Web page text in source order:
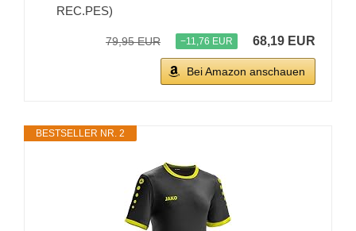
REC.PES)
79,95 EUR −11,76 EUR 68,19 EUR
Bei Amazon anschauen
BESTSELLER NR. 2